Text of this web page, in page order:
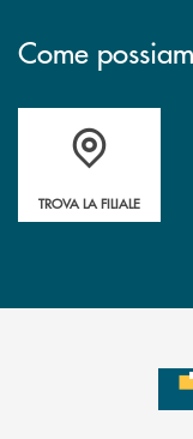
Come
Accedi all' elenco
TROVA LA FILIALE